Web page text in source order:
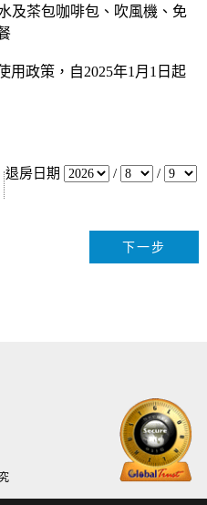
及茶包咖啡包、吹風機、免
用政策，自2025年1月1日起
退房日期 / /